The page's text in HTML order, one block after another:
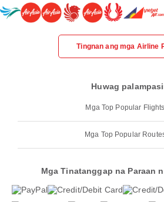
Tingnan ang mga Airline
Huwag
Mga Top Popular Flights
Mga Top Popular
Mga Tinatanggap na Paraan